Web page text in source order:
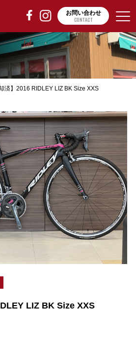
お問い合わせ
CONTACT
却済】2016 RIDLEY LIZ BK Size XXS
LIZ BK Size XXS